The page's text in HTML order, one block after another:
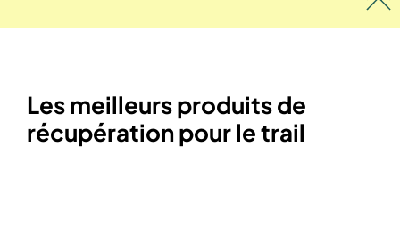
Les meilleurs produits de
récupération pour le trail